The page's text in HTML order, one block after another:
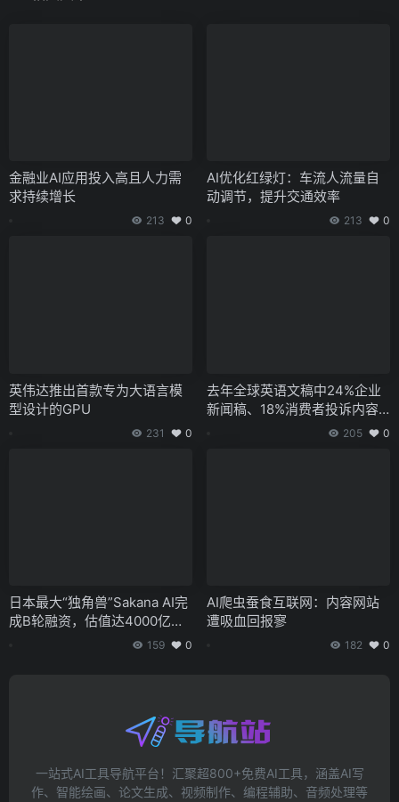
金融业AI应用投入高且人力需
求持续增长
213 0
AI优化红绿灯：车流人流量自
动调节，提升交通效率
213 0
英伟达推出首款专为大语言模
型设计的GPU
231 0
去年全球英语文稿中24%企业
新闻稿、18%消费者投诉内容
205 0
日本最大“独角兽”Sakana AI完
成B轮融资，估值达4000亿日
159 0
AI爬虫蚕食互联网：内容网站
遭吸血回报寥
182 0
一站式AI工具导航平台！汇聚超800+免费AI工具，涵盖AI写
作、智能绘画、论文生成、视频制作、编程辅助、音频处理等